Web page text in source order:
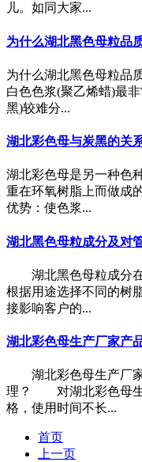
儿。如同大家...
为什么湖北黑色母粒品
为什么湖北黑色母粒品
白色色浆(聚乙烯蜡)最
黑)较难分...
湖北彩色母与炭黑的关
湖北彩色母是另一种色
重在环氧树脂上而做成
优势：使色浆...
湖北黑色母粒成分及对
湖北黑色母粒成分在
根据用途选择不同的树
接影响客户的...
湖北彩色母生产厂家产
湖北彩色母生产厂家
理？ 对湖北彩色母生
格，使用时间不长...
首页
上一页